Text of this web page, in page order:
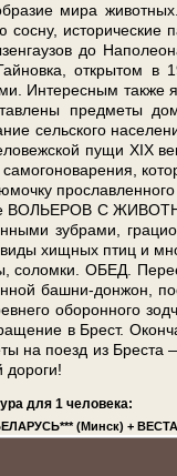
ми­ра
сосну,
до
открытом в
Интересным
пред­ме­ты
сельского
пу­щи XIX
ВОЛЬЕРОВ С
зубрами,
хищных птиц и
со­лом­ки. ОБЕД.
башни-донжон,
обо­рон­но­го
в Брест.
на по­езд из Бре­ста
до­ро­ги!
для 1 человека:
(Минск) +